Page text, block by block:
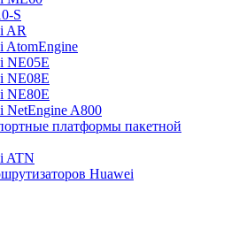
S
AR
AtomEngine
NE05E
NE08E
NE80E
NetEngine A800
платформы пакетной
ATN
Huawei